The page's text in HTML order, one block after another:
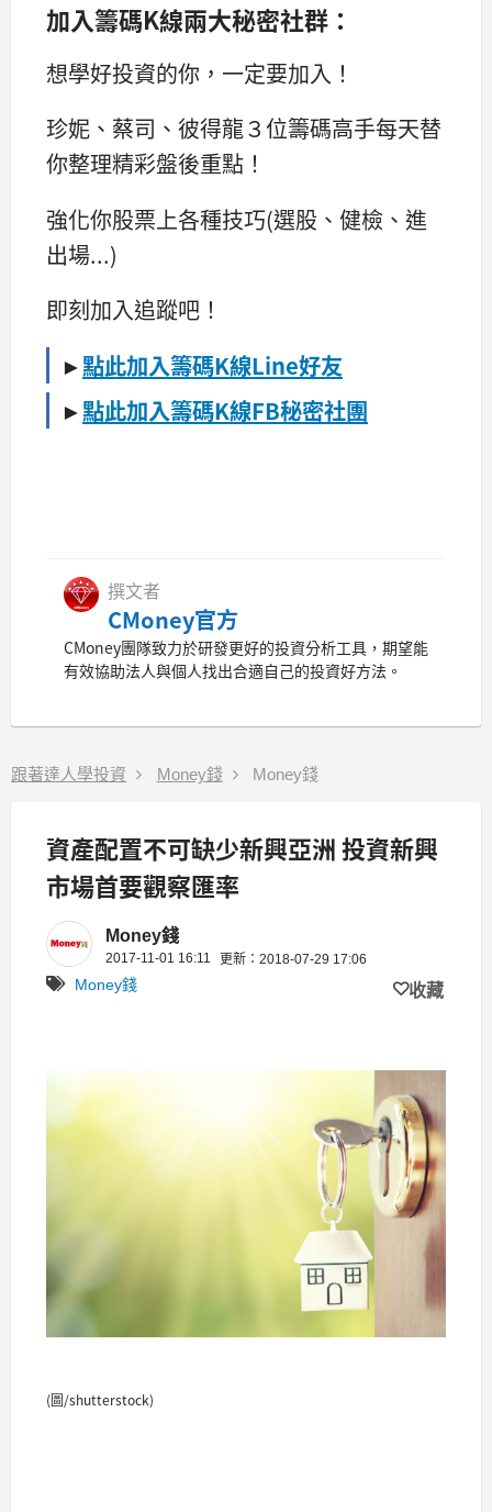
加入籌碼K線兩大秘密社群：
想學好投資的你，一定要加入！
珍妮、蔡司、彼得龍３位籌碼高手每天替
你整理精彩盤後重點！
強化你股票上各種技巧(選股、健檢、進
出場...)
即刻加入追蹤吧！
►點此加入籌碼K線Line好友
►點此加入籌碼K線FB秘密社團
撰文者
CMoney官方
CMoney團隊致力於研發更好的投資分析工具，期望能
有效協助法人與個人找出合適自己的投資好方法。
跟著達人學投資 Money錢 Money錢
資產配置不可缺少新興亞洲 投資新興
市場首要觀察匯率
Money錢
2017-11-01 16:11 更新：2018-07-29 17:06
Money錢 收藏
(圖/shutterstock)